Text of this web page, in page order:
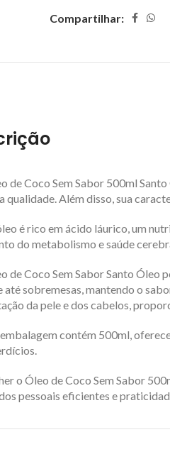
Compartilhar:
de Coco Sem Sabor 500ml
qualidade. Além disso, sua
é rico em ácido láurico, um
do metabolismo e saúde
de Coco Sem Sabor Santo Óleo
até sobremesas, mantendo o
da pele e dos cabelos,
contém 500ml,
o Óleo de Coco Sem Sabor
pessoais eficientes e